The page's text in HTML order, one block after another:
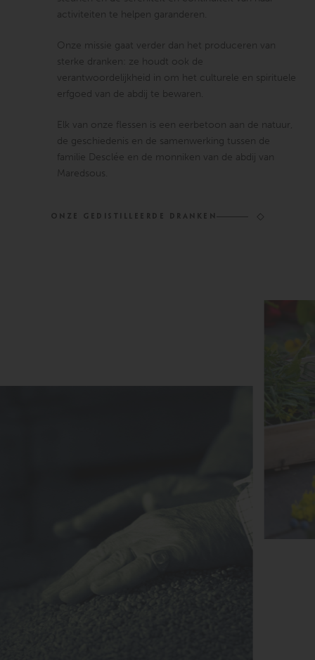
activiteiten te helpen garanderen.
Onze missie gaat verder dan het produceren van
sterke dranken: ze houdt ook de
verantwoordelijkheid in om het culturele en spirituele
erfgoed van de abdij te bewaren.
Elk van onze flessen is een eerbetoon aan de natuur,
de geschiedenis en de samenwerking tussen de
familie Desclée en de monniken van de abdij van
Maredsous.
ONZE GEDISTILLEERDE DRANKEN